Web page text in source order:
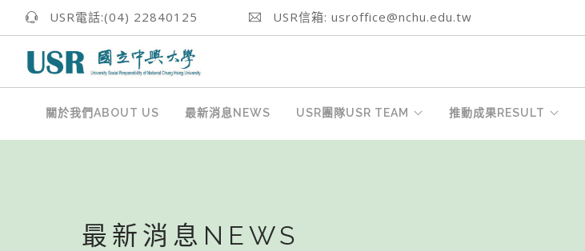
USR電話:(04) 22840125 USR信箱: usroffice@nchu.edu.tw
關於我們ABOUT US 最新消息NEWS USR團隊USR TEAM 推動成果RESULT
最新消息NEWS